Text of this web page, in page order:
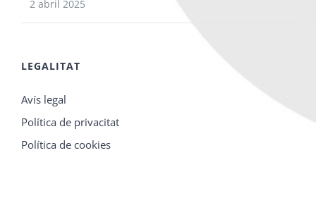
2 abril 2025
LEGALITAT
Avís legal
Política de privacitat
Política de cookies